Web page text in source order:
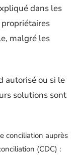
dans les
malgré les
autorisé ou si le
solutions sont
conciliation auprès
(CDC) :